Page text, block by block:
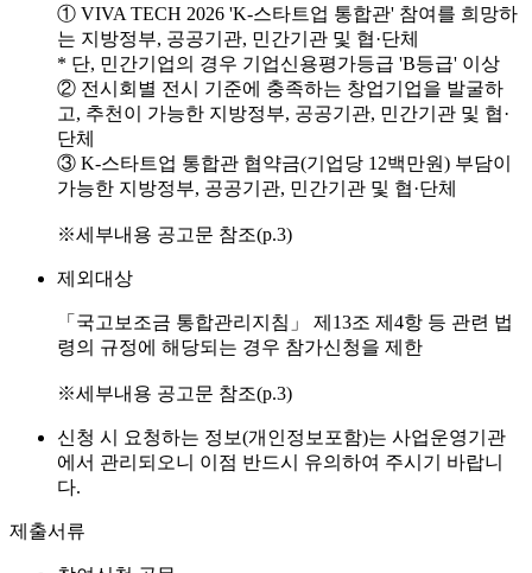
① VIVA TECH 2026 'K-스타트업 통합관' 참여를 희망하
는 지방정부, 공공기관, 민간기관 및 협·단체
* 단, 민간기업의 경우 기업신용평가등급 'B등급' 이상
② 전시회별 전시 기준에 충족하는 창업기업을 발굴하
고, 추천이 가능한 지방정부, 공공기관, 민간기관 및 협·
단체
③ K-스타트업 통합관 협약금(기업당 12백만원) 부담이
가능한 지방정부, 공공기관, 민간기관 및 협·단체
※세부내용 공고문 참조(p.3)
제외대상
「국고보조금 통합관리지침」 제13조 제4항 등 관련 법
령의 규정에 해당되는 경우 참가신청을 제한
※세부내용 공고문 참조(p.3)
신청 시 요청하는 정보(개인정보포함)는 사업운영기관
에서 관리되오니 이점 반드시 유의하여 주시기 바랍니
다.
제출서류